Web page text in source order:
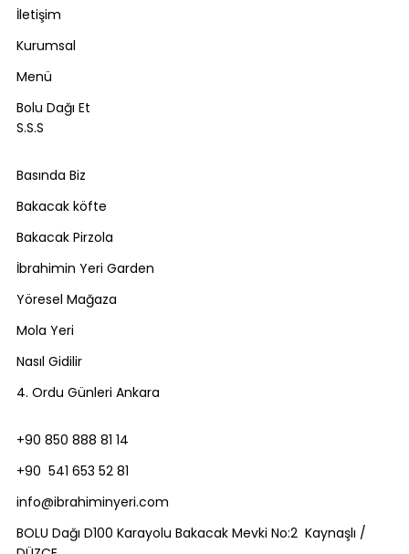
İletişim
Kurumsal
Menü
Bolu Dağı Et
S.S.S
Basında Biz
Bakacak köfte
Bakacak Pirzola
İbrahimin Yeri Garden
Yöresel Mağaza
Mola Yeri
Nasıl Gidilir
4. Ordu Günleri Ankara
+90 850 888 81 14
+90 541 653 52 81
info@ibrahiminyeri.com
BOLU Dağı D100 Karayolu Bakacak Mevki No:2 Kaynaşlı /